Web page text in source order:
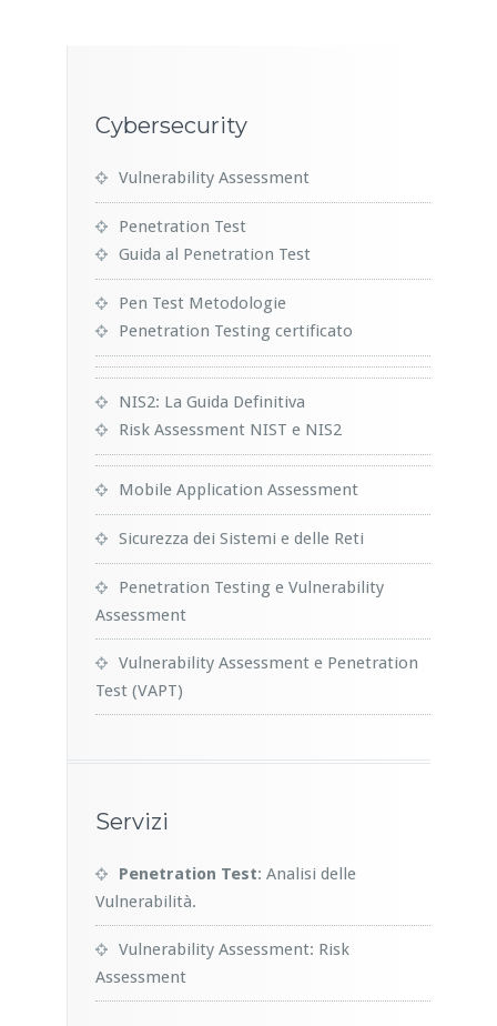
Cybersecurity
Vulnerability Assessment
Penetration Test
Guida al Penetration Test
Pen Test Metodologie
Penetration Testing certificato
NIS2: La Guida Definitiva
Risk Assessment NIST e NIS2
Mobile Application Assessment
Sicurezza dei Sistemi e delle Reti
Penetration Testing e Vulnerability
Assessment
Vulnerability Assessment e Penetration
Test (VAPT)
Servizi
Penetration Test: Analisi delle
Vulnerabilità.
Vulnerability Assessment: Risk
Assessment